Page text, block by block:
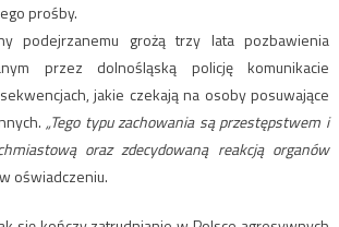
prośby.
podejrzanemu grożą trzy lata pozbawienia
przez dolnośląską policję komunikacie
jakie czekają na osoby posuwające
„Tego typu zachowania są przestępstwem i
oraz zdecydowaną reakcją organów
w oświadczeniu.